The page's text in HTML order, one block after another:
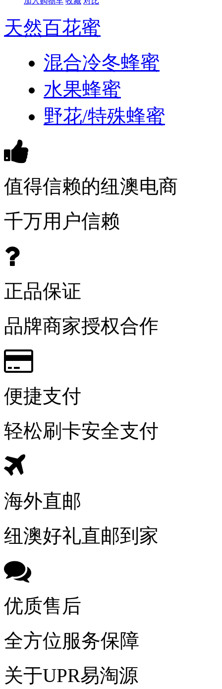
天然百花蜜
混合冷冬蜂蜜
水果蜂蜜
野花/特殊蜂蜜
值得信赖的纽澳电商
千万用户信赖
正品保证
品牌商家授权合作
便捷支付
轻松刷卡安全支付
海外直邮
纽澳好礼直邮到家
优质售后
全方位服务保障
关于UPR易淘源